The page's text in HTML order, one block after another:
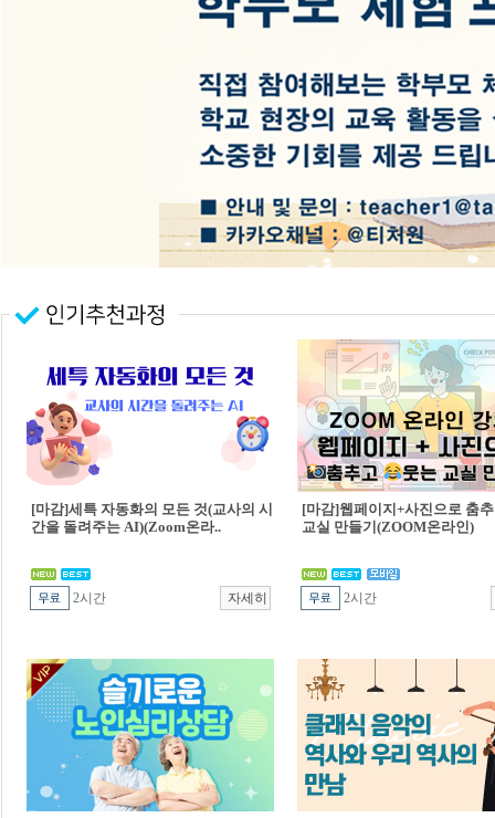
[마감]세특 자동화의 모든 것(교사의 시
간을 돌려주는 AI)(Zoom온라..
2시간
[마감]웹페이지+사진으로 춤
교실 만들기(ZOOM온라인)
2시간